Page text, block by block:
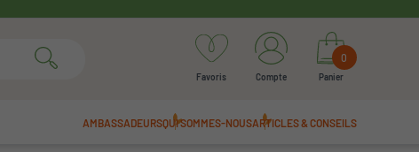
Favoris Compte
0
Panier
AMBASSADEURSQUI SOMMES-NOUSARTICLES & CONSEILS